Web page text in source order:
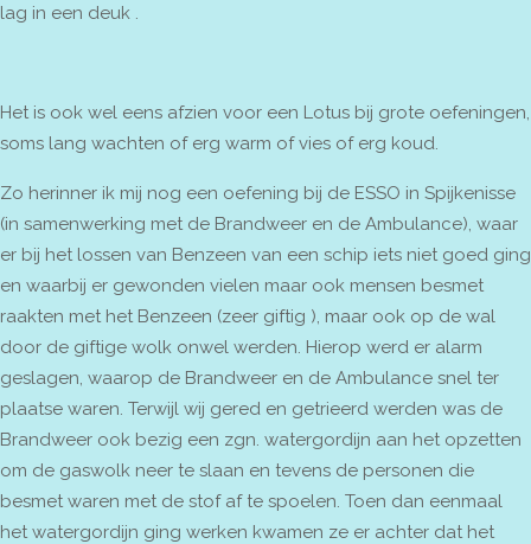
lag in een deuk .
Het is ook wel eens afzien voor een Lotus bij grote oefeningen,
soms lang wachten of erg warm of vies of erg koud.
Zo herinner ik mij nog een oefening bij de ESSO in Spijkenisse
(in samenwerking met de Brandweer en de Ambulance), waar
er bij het lossen van Benzeen van een schip iets niet goed ging
en waarbij er gewonden vielen maar ook mensen besmet
raakten met het Benzeen (zeer giftig ), maar ook op de wal
door de giftige wolk onwel werden. Hierop werd er alarm
geslagen, waarop de Brandweer en de Ambulance snel ter
plaatse waren. Terwijl wij gered en getrieerd werden was de
Brandweer ook bezig een zgn. watergordijn aan het opzetten
om de gaswolk neer te slaan en tevens de personen die
besmet waren met de stof af te spoelen. Toen dan eenmaal
het watergordijn ging werken kwamen ze er achter dat het